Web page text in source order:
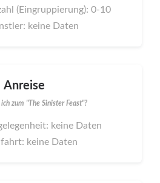
(Eingruppierung): 0-10
keine Daten
Anreise
zum "The Sinister Feast"?
keine Daten
keine Daten